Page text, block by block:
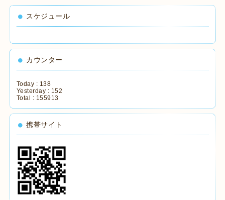
スケジュール
カウンター
Today : 138
Yesterday : 152
Total : 155913
携帯サイト